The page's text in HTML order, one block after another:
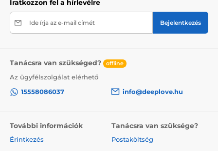
Iratkozzon fel a hírlevélre
Ide írja az e-mail címét Bejelentkezés
Tanácsra van szükséged? offline
Az ügyfélszolgálat elérhető
15558086037
info@deeplove.hu
További információk
Érintkezés
Tanácsra van szüksége?
Postaköltség